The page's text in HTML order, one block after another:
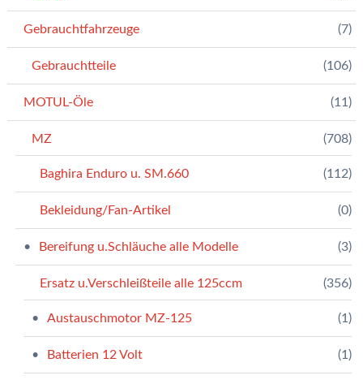
Gebrauchtfahrzeuge (7)
Gebrauchtteile (106)
MOTUL-Öle (11)
MZ (708)
Baghira Enduro u. SM.660 (112)
Bekleidung/Fan-Artikel (0)
Bereifung u.Schläuche alle Modelle (3)
Ersatz u.Verschleißteile alle 125ccm (356)
Austauschmotor MZ-125 (1)
Batterien 12 Volt (1)